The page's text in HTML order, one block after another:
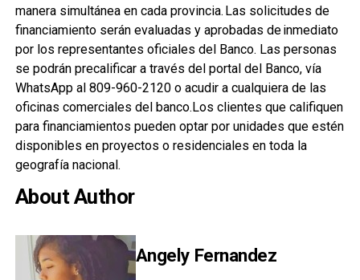
manera simultánea en cada provincia. Las solicitudes de
financiamiento serán evaluadas y aprobadas de inmediato
por los representantes oficiales del Banco. Las personas
se podrán precalificar a través del portal del Banco, vía
WhatsApp al 809-960-2120 o acudir a cualquiera de las
oficinas comerciales del banco. ​Los clientes que califiquen
para financiamientos pueden optar por unidades que estén
disponibles en proyectos o residenciales en toda la
geografía nacional.
About Author
Angely Fernandez